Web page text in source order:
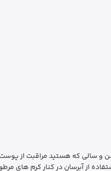
و سالی که هستید مراقبت از
از آبرسان در کنار کرم های